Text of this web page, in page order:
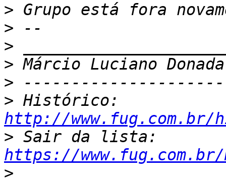
>
>
>
>
>
>
http://
>
https://
>